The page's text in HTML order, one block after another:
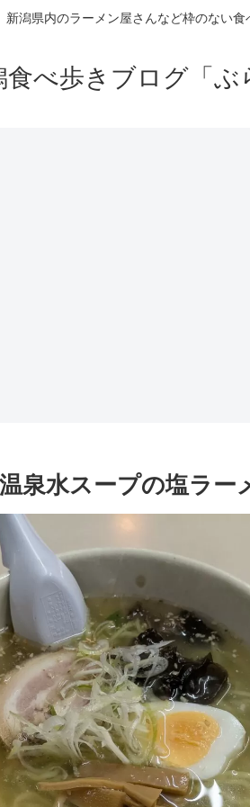
新潟県内のラーメン屋さんなど枠のない
食べ歩きブログ「
泉水スープの塩ラー